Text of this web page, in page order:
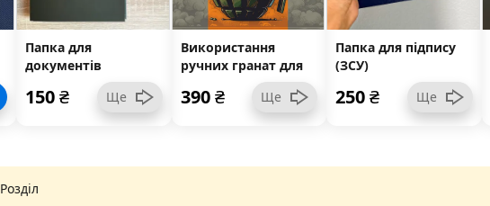
Папка для
документів
(військовим ЗСУ)
150₴ Ще
Використання
ручних гранат для
390₴ Ще
Папка для підпису
(ЗСУ)
250₴ Ще
Розділ